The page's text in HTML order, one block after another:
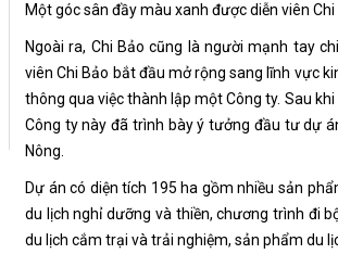
Một góc sân đầy màu xanh được diễn viên
Ngoài ra, Chi Bảo cũng là người mạnh tay
viên Chi Bảo bắt đầu mở rộng sang lĩnh vực
thông qua việc thành lập một Công ty. Sau
Công ty này đã trình bày ý tưởng đầu tư dự
Nông.
Dự án có diện tích 195 ha gồm nhiều sản
du lịch nghỉ dưỡng và thiền, chương trình đi
du lịch cắm trại và trải nghiệm, sản phẩm du